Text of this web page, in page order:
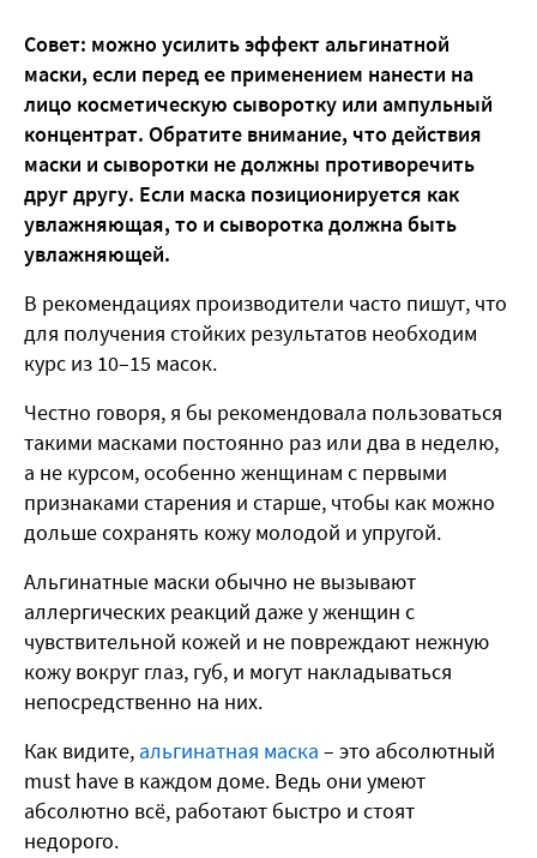
Совет: можно усилить эффект альгинатной
маски, если перед ее применением нанести на
лицо косметическую сыворотку или ампульный
концентрат. Обратите внимание, что действия
маски и сыворотки не должны противоречить
друг другу. Если маска позиционируется как
увлажняющая, то и сыворотка должна быть
увлажняющей.
В рекомендациях производители часто пишут, что
для получения стойких результатов необходим
курс из 10–15 масок.
Честно говоря, я бы рекомендовала пользоваться
такими масками постоянно раз или два в неделю,
а не курсом, особенно женщинам с первыми
признаками старения и старше, чтобы как можно
дольше сохранять кожу молодой и упругой.
Альгинатные маски обычно не вызывают
аллергических реакций даже у женщин с
чувствительной кожей и не повреждают нежную
кожу вокруг глаз, губ, и могут накладываться
непосредственно на них.
Как видите, альгинатная маска – это абсолютный
must have в каждом доме. Ведь они умеют
абсолютно всё, работают быстро и стоят
недорого.